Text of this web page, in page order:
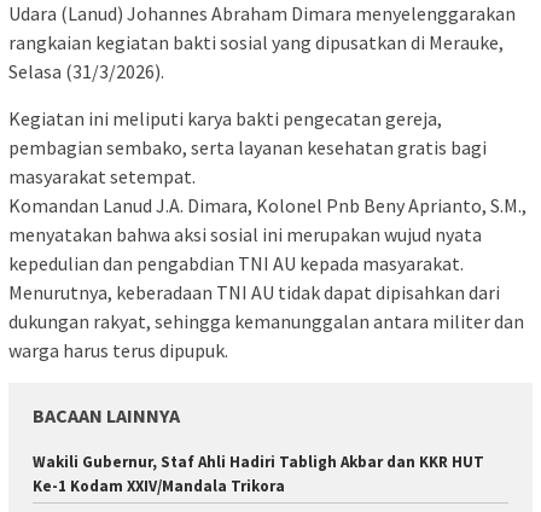
Udara (Lanud) Johannes Abraham Dimara menyelenggarakan
rangkaian kegiatan bakti sosial yang dipusatkan di Merauke,
Selasa (31/3/2026).
Kegiatan ini meliputi karya bakti pengecatan gereja,
pembagian sembako, serta layanan kesehatan gratis bagi
masyarakat setempat.
Komandan Lanud J.A. Dimara, Kolonel Pnb Beny Aprianto, S.M.,
menyatakan bahwa aksi sosial ini merupakan wujud nyata
kepedulian dan pengabdian TNI AU kepada masyarakat.
Menurutnya, keberadaan TNI AU tidak dapat dipisahkan dari
dukungan rakyat, sehingga kemanunggalan antara militer dan
warga harus terus dipupuk.
BACAAN LAINNYA
Wakili Gubernur, Staf Ahli Hadiri Tabligh Akbar dan KKR HUT
Ke-1 Kodam XXIV/Mandala Trikora